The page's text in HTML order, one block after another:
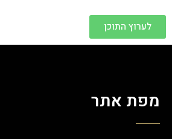
לערוץ התוכן
מפת אתר